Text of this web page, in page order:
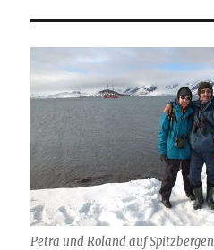
Petra und Roland auf Spitzbergen